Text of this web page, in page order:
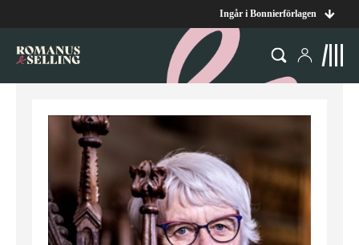
Ingår i Bonnierförlagen